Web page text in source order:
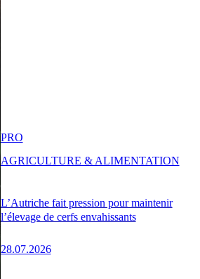
L’Autriche fait pression pour maintenir
l’élevage de cerfs envahissants
28.07.2026
PRO
AGRICULTURE & ALIMENTATION